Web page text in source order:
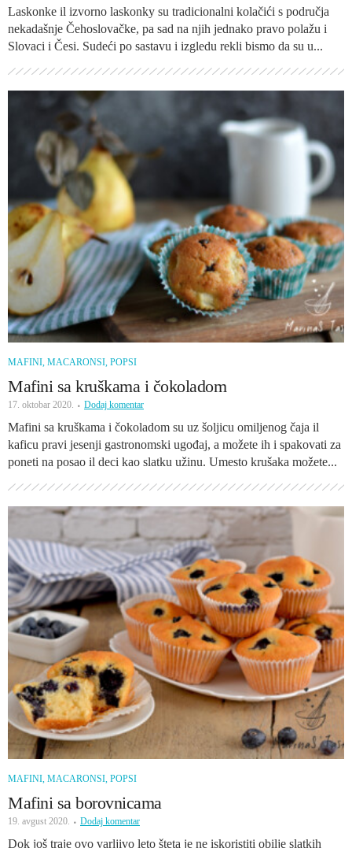
Laskonke il izvorno laskonky su tradicionalni kolačići s područja
nekadašnje Čehoslovačke, pa sad na njih jednako pravo polažu i
Slovaci i Česi. Sudeći po sastavu i izgledu rekli bismo da su u...
MAFINI, MACARONSI, POPSI
Mafini sa kruškama i čokoladom
17. oktobar 2020. Dodaj komentar
Mafini sa kruškama i čokoladom su uz šoljicu omiljenog čaja il
kaficu pravi jesenji gastronomski ugođaj, a možete ih i spakovati za
poneti na posao il deci kao slatku užinu. Umesto krušaka možete...
MAFINI, MACARONSI, POPSI
Mafini sa borovnicama
19. avgust 2020. Dodaj komentar
Dok još traje ovo varljivo leto šteta je ne iskoristiti obilje slatkih